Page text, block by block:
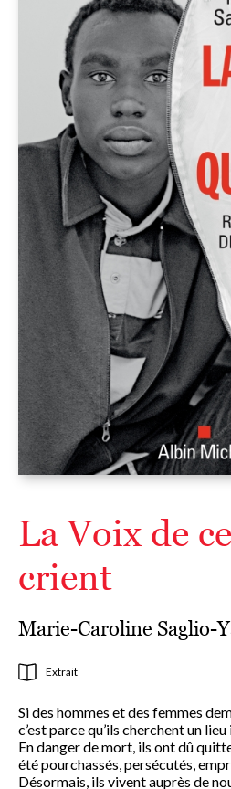
La Voix de
crient
Marie-Caroline Saglio-
Extrait
Si des hommes et des femmes
c’est parce qu’ils cherchent un
En danger de mort, ils ont dû
été pourchassés, persécutés,
Désormais, ils vivent auprès de